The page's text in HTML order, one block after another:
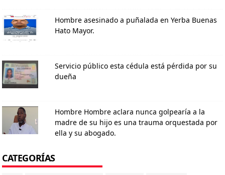
Hombre asesinado a puñalada en Yerba Buenas
Hato Mayor.
Servicio público esta cédula está pérdida por su
dueña
Hombre Hombre aclara nunca golpearía a la
madre de su hijo es una trauma orquestada por
ella y su abogado.
CATEGORÍAS